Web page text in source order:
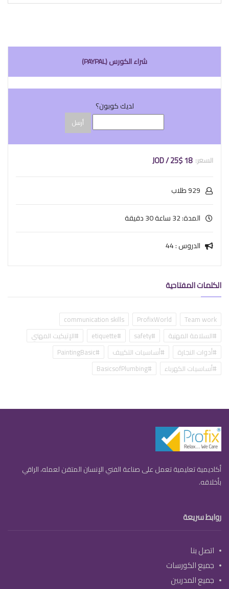
شراء الكورس (PAYPAL)
لديك كوبون؟
أرسل
18 JOD / 25$
929 طلاب
المدة: 32 ساعة 30 دقيقة
الدروس : 44
الكلمات المفتاحية
Team work
ProfixWorld
communication skills
#السلامة المهنية
#safety
#etiquette
#الإتيكيت المهني
#أدوات النجارة
#أساسيات التكييف
#PaintingBasic
#أساسيات الكهرباء
#BasicsofPlumbing
أكاديمية تعليمية تعمل على صناعة الفني الإنسان المتقن لعمله، الراقي
بأخلاقه.
روابط سريعة
اتصل بنا
جميع الكورسات
جميع المدربين